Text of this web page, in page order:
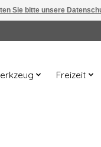
Freizeit
Sie bitte unsere